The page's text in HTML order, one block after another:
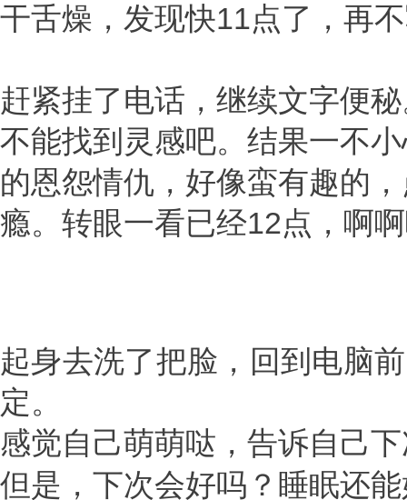
干舌燥，发现快11点了，再
赶紧挂了电话，继续文字便
不能找到灵感吧。结果一不
的恩怨情仇，好像蛮有趣的
瘾。转眼一看已经12点，啊
起身去洗了把脸，回到电脑
定。
感觉自己萌萌哒，告诉自己
但是，下次会好吗？睡眠还